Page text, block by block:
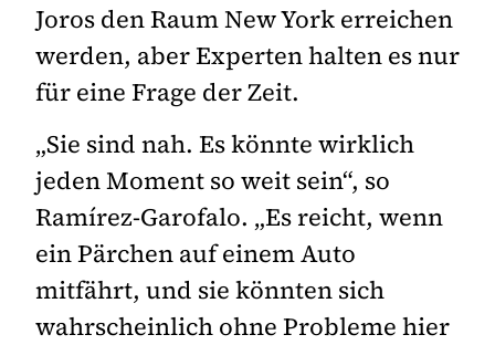
Joros den Raum New York erreichen
werden, aber Experten halten es nur
für eine Frage der Zeit.
„Sie sind nah. Es könnte wirklich
jeden Moment so weit sein“, so
Ramírez-Garofalo. „Es reicht, wenn
ein Pärchen auf einem Auto
mitfährt, und sie könnten sich
wahrscheinlich ohne Probleme hier